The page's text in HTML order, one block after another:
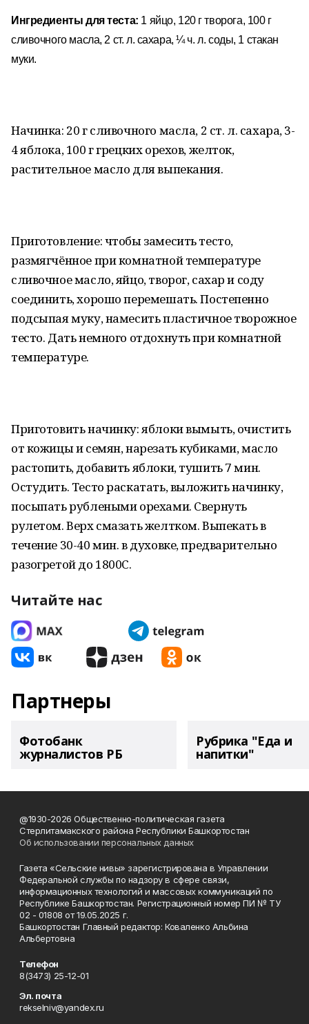
Ингредиенты для теста: 1 яйцо, 120 г творога, 100 г
сливочного масла, 2 ст. л. сахара, ¼ ч. л. соды, 1 стакан
муки.
Начинка: 20 г сливочного масла, 2 ст. л. сахара, 3-
4 яблока, 100 г грецких орехов, желток,
растительное масло для выпекания.
Приготовление: чтобы замесить тесто,
размягчённое при комнатной температуре
сливочное масло, яйцо, творог, сахар и соду
соединить, хорошо перемешать. Постепенно
подсыпая муку, намесить пластичное творожное
тесто. Дать немного отдохнуть при комнатной
температуре.
Приготовить начинку: яблоки вымыть, очистить
от кожицы и семян, нарезать кубиками, масло
растопить, добавить яблоки, тушить 7 мин.
Остудить. Тесто раскатать, выложить начинку,
посыпать рублеными орехами. Свернуть
рулетом. Верх смазать желтком. Выпекать в
течение 30-40 мин. в духовке, предварительно
разогретой до 1800С.
Читайте нас
Партнеры
Фотобанк
журналистов РБ
Рубрика "Еда и
напитки"
@1930-2026 Общественно-политическая газета
Стерлитамакского района Республики Башкортостан
Об использовании персональных данных
Газета «Сельские нивы» зарегистрирована в Управлении
Федеральной службы по надзору в сфере связи,
информационных технологий и массовых коммуникаций по
Республике Башкортостан. Регистрационный номер ПИ № ТУ
02 - 01808 от 19.05.2025 г.
Башкортостан Главный редактор: Коваленко Альбина
Альбертовна
Телефон
8(3473) 25-12-01
Эл. почта
rekselniv@yandex.ru